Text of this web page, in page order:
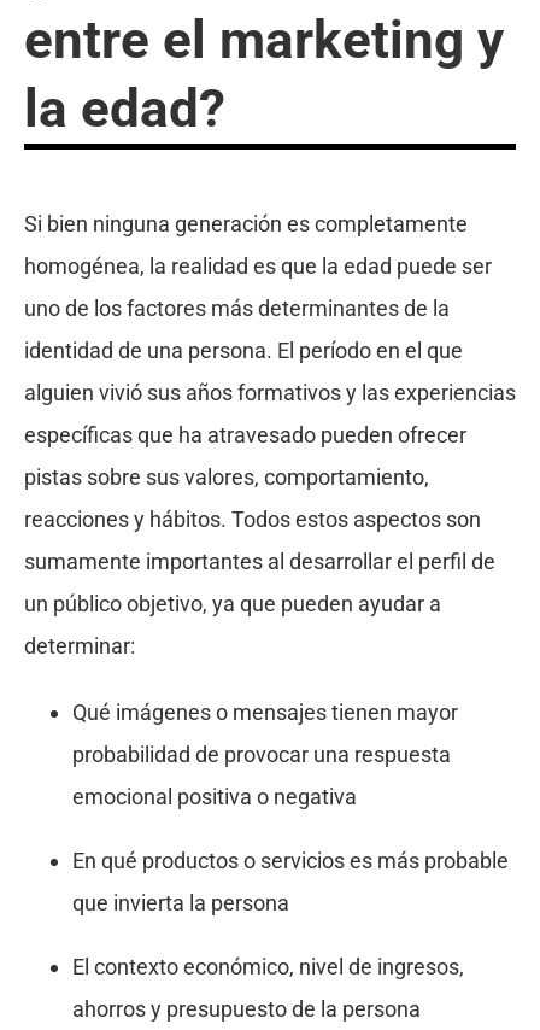
entre el marketing y
la edad?
Si bien ninguna generación es completamente
homogénea, la realidad es que la edad puede ser
uno de los factores más determinantes de la
identidad de una persona. El período en el que
alguien vivió sus años formativos y las experiencias
específicas que ha atravesado pueden ofrecer
pistas sobre sus valores, comportamiento,
reacciones y hábitos. Todos estos aspectos son
sumamente importantes al desarrollar el perfil de
un público objetivo, ya que pueden ayudar a
determinar:
Qué imágenes o mensajes tienen mayor
probabilidad de provocar una respuesta
emocional positiva o negativa
En qué productos o servicios es más probable
que invierta la persona
El contexto económico, nivel de ingresos,
ahorros y presupuesto de la persona